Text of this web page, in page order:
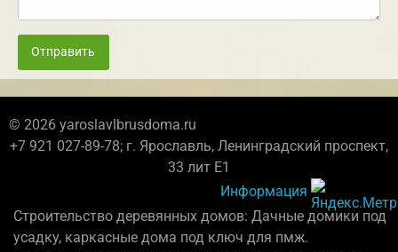
Отправить
© 2026 yaroslavlbrusdoma.ru
+7 921 027-89-78; г. Ярославль, Ленинградский проспект,
33 лит Е1
Информация
Строительство деревянных домов: Дачные домики под
усадку, каркасные дома под ключ для пмж.